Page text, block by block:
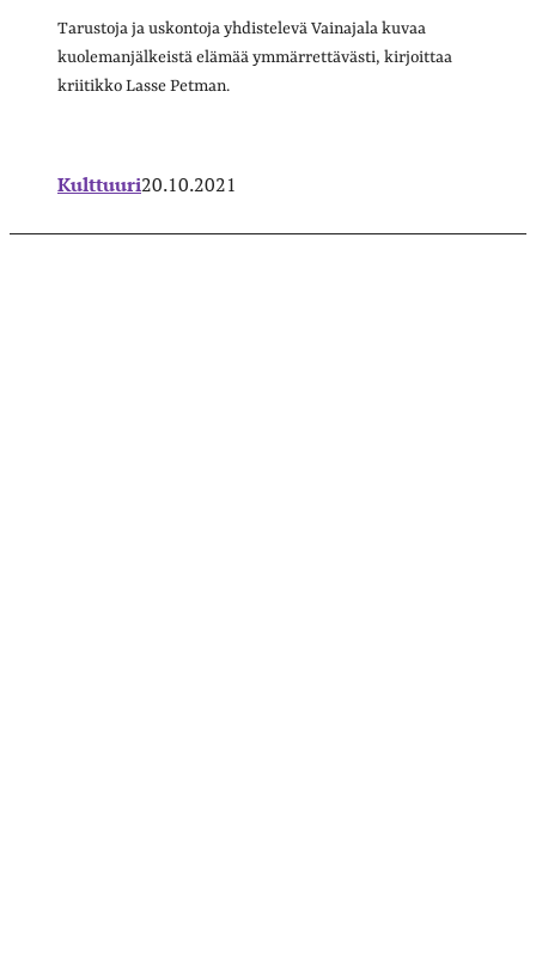
Tarustoja ja uskontoja yhdistelevä Vainajala kuvaa
kuolemanjälkeistä elämää ymmärrettävästi, kirjoittaa
kriitikko Lasse Petman.
Kulttuuri20.10.2021